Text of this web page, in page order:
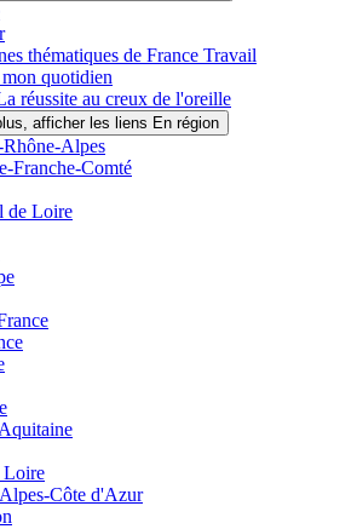
thématiques de France Travail
quotidien
réussite au creux de l'oreille
afficher les liens En région
Alpes
Franche-Comté
de Loire
Loire
Côte d'Azur